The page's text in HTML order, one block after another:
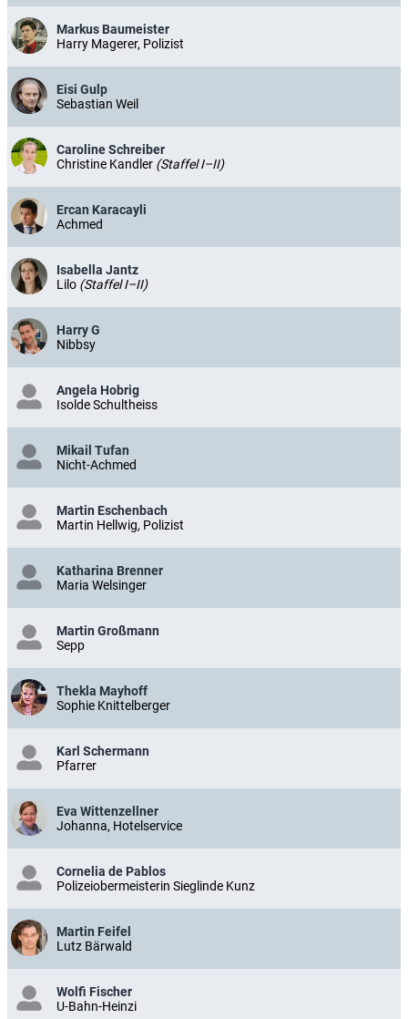
Markus Baumeister
Harry Magerer, Polizist
Eisi Gulp
Sebastian Weil
Caroline Schreiber
Christine Kandler (Staffel I–II)
Ercan Karacayli
Achmed
Isabella Jantz
Lilo (Staffel I–II)
Harry G
Nibbsy
Angela Hobrig
Isolde Schultheiss
Mikail Tufan
Nicht-Achmed
Martin Eschenbach
Martin Hellwig, Polizist
Katharina Brenner
Maria Welsinger
Martin Großmann
Sepp
Thekla Mayhoff
Sophie Knittelberger
Karl Schermann
Pfarrer
Eva Wittenzellner
Johanna, Hotelservice
Cornelia de Pablos
Polizeiobermeisterin Sieglinde Kunz
Martin Feifel
Lutz Bärwald
Wolfi Fischer
U-Bahn-Heinzi